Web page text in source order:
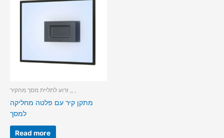
זרוע לתליית מסך מהקיר ,, ,
מתקן קיר עם פלטה מחליקה
למסך
Read more